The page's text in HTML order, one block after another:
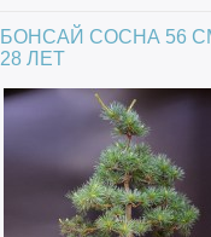
БОНСАЙ СОСНА 56
28 ЛЕТ